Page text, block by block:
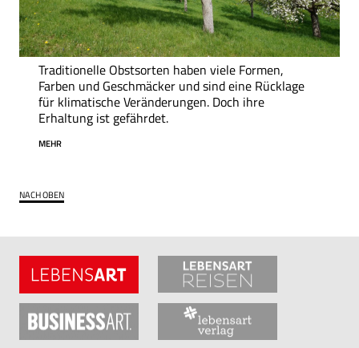
Traditionelle Obstsorten haben viele Formen,
Farben und Geschmäcker und sind eine Rücklage
für klimatische Veränderungen. Doch ihre
Erhaltung ist gefährdet.
MEHR
NACH OBEN